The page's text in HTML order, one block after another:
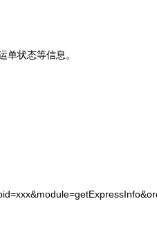
单状态等信息。